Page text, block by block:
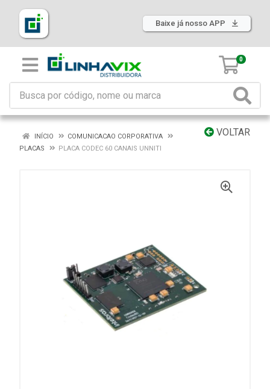
Baixe já nosso APP
0
VOLTAR
INÍCIO
COMUNICACAO CORPORATIVA
PLACAS
PLACA CODEC 60 CANAIS UNNITI